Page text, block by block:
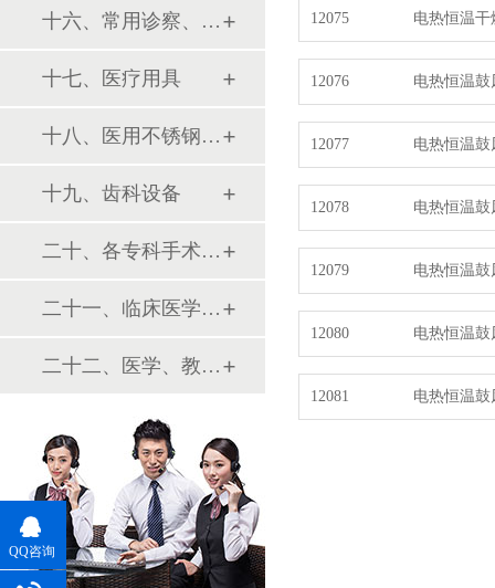
十六、常用诊察、检查器械
十七、医疗用具
十八、医用不锈钢制品
十九、齿科设备
二十、各专科手术器械包
二十一、临床医学训练模型
二十二、医学、教学模型
12075 电热恒温干
12076 电热恒温
12077 电热恒温
12078 电热恒温
12079 电热恒温
12080 电热恒温
12081 电热恒温
QQ咨询